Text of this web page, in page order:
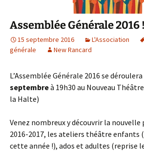
Assemblée Générale 2016 !
15 septembre 2016 L'Association
générale
New Rancard
L’Assemblée Générale 2016 se
septembreà 19h30 au Nouveau
la Halte)
Venez nombreux y découvrir la
2016-2017, les ateliers théâtre enfants
cette année !), ados et adultes (reprise